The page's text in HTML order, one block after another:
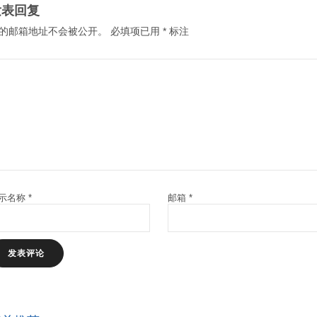
回复
邮箱地址不会被公开。 必填项已用 * 标注
名称 * 邮箱*